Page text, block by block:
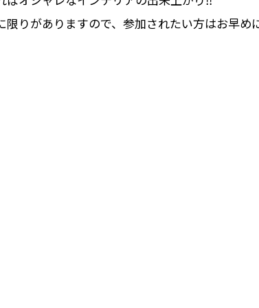
りがありますので、参加されたい方はお早め